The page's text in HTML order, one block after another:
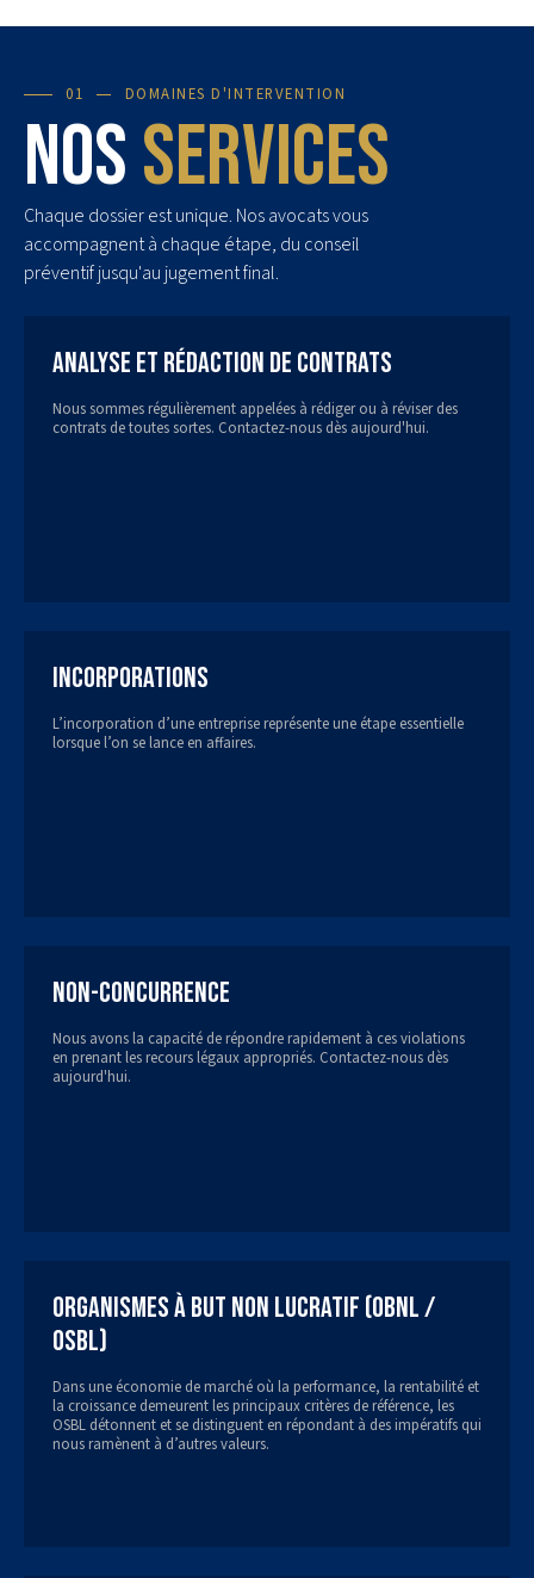
01 DOMAINES D'INTERVENTION
Nosservices
Chaque dossier est unique. Nos avocats vous
accompagnent à chaque étape, du conseil
préventif jusqu'au jugement final.
Analyse et rédaction de contrats
Nous sommes régulièrement appelées à rédiger ou à réviser des
contrats de toutes sortes. Contactez-nous dès aujourd'hui.
Incorporations
L’incorporation d’une entreprise représente une étape essentielle
lorsque l’on se lance en affaires.
Non-concurrence
Nous avons la capacité de répondre rapidement à ces violations
en prenant les recours légaux appropriés. Contactez-nous dès
aujourd'hui.
Organismes à but non lucratif (OBNL /
OSBL)
Dans une économie de marché où la performance, la rentabilité et
la croissance demeurent les principaux critères de référence, les
OSBL détonnent et se distinguent en répondant à des impératifs qui
nous ramènent à d’autres valeurs.